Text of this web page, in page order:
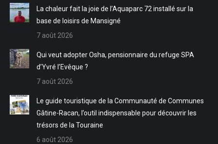
in
new
new
in
new
new
La chaleur fait la joie de l’Aquaparc 72 installé sur la
base de loisirs de Mansigné
7 août 2026
Qui veut adopter Osha, pensionnaire du refuge SPA
d’Yvré l’Evêque ?
7 août 2026
Le guide touristique de la Communauté de Communes
Gâtine-Racan, l’outil indispensable pour découvrir les
trésors de la Touraine
6 août 2026